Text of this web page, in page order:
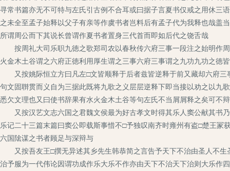
寻常书篇亦无不可特与左氏引古例不合耳或曰据子言夏书仅戒之用休三
之未全至孟子始释以父子有亲等作虞书者岂料后有孟子代为我释也哉
所谓周公而下其说长曾谓作夏书者置身三代首而即如后代之饶舌哉
按周礼大司乐职九徳之歌郑司农以春秋传六府三事一段注之始明作
火金木土谷谓之六府正徳利用厚生谓之三事六府三事谓之九功九功之
又按姚际恒立方曰凡左□文皆顺释于后者兹皆逆释于前又藏却六府三
句文固聨贯而义自为三据此既将九歌之义层层逆释下即当接以劝之以九
悉欠文理也又曰使书辞果有水火金木土谷等句左氏不当屑屑释之矣可不
又按汉艺文志六国之君魏文侯最为好古孝文时得其乐人窦公献其书
乐记二十三篇末篇曰窦公即载斯事惜不□予独叹南齐时雍州有盗□楚王
六国隂谋之书者顾足与深辩与
又按吾友王□撰无异述其乡先生韩恭简之言告予天下不治由圣人不生
治予服为一代伟论因谓功成作乐大乐不作亦由天下不治天下治则大乐作